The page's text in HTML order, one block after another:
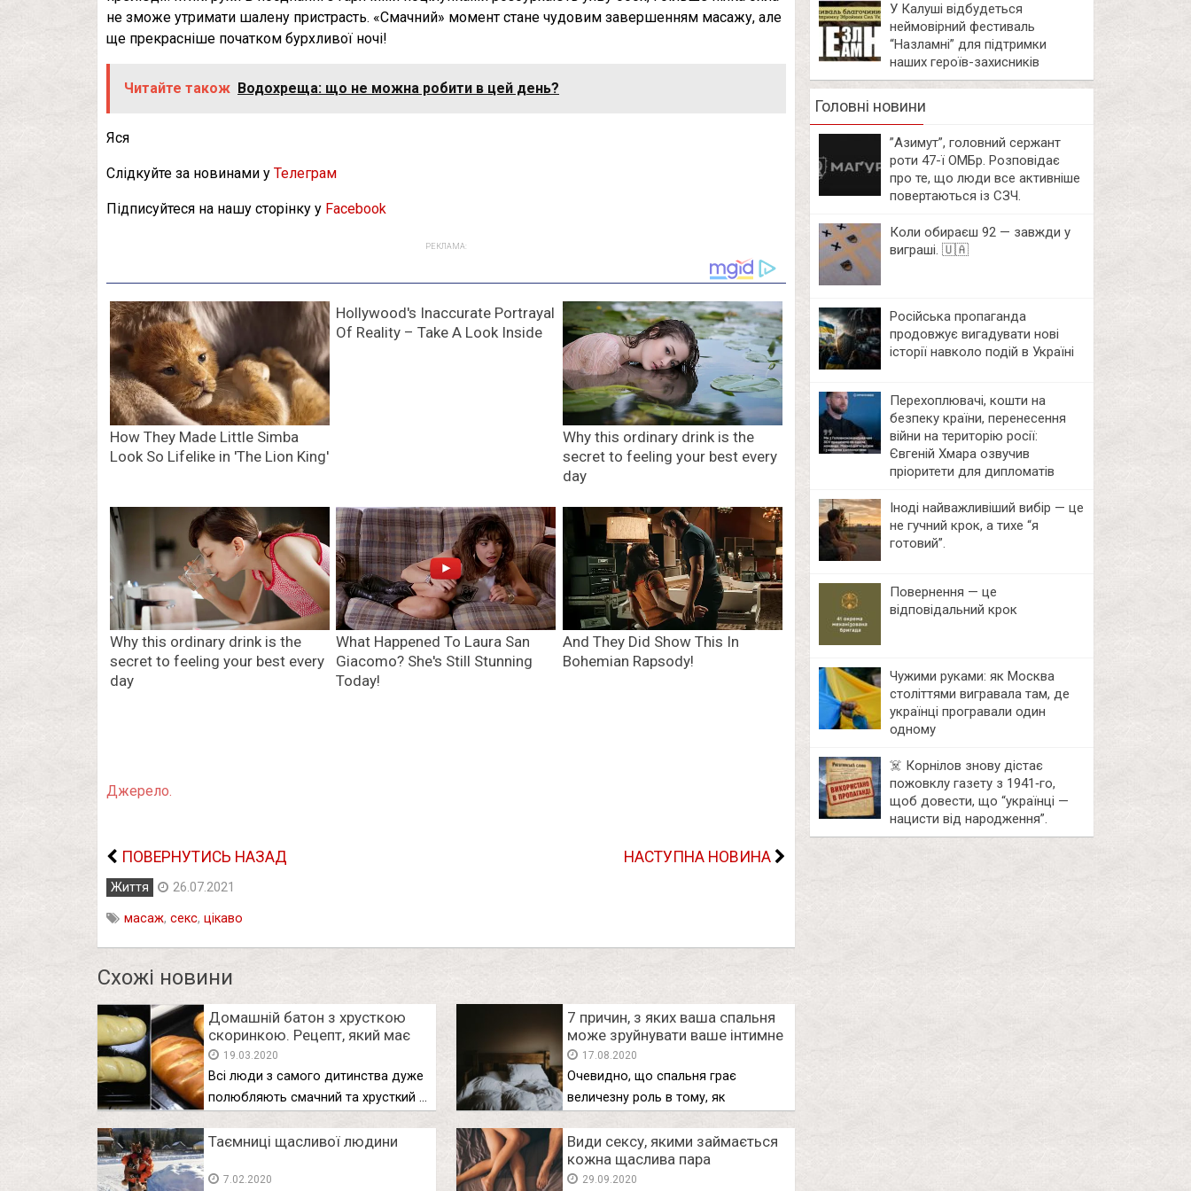
не зможе утримати шалену пристрасть. «Смачний» момент стане чудовим завершенням масажу, але
ще прекрасніше початком бурхливої ночі!
Читайте також Водохреща: що не можна робити в цей день?
Яся
Слідкуйте за новинами у Телеграм
Підписуйтеся на нашу сторінку у Facebook
РЕКЛАМА:
Джерело.
ПОВЕРНУТИСЬ НАЗАД НАСТУПНА НОВИНА
Життя 26.07.2021
масаж, секс, цікаво
Схожі новини
Домашній батон з хрусткою
скоринкою. Рецепт, який має
бути у кожної господині.
19.03.2020
Всі люди з самого дитинства дуже
полюбляють смачний та хрусткий …
7 причин, з яких ваша спальня
може зруйнувати ваше інтимне
життя
17.08.2020
Очевидно, що спальня грає
величезну роль в тому, як
Таємниці щасливої людини
7.02.2020
Види сексу, якими займається
кожна щаслива пара
29.09.2020
У Калуші відбудеться
неймовірний фестиваль
“Назламні” для підтримки
наших героїв-захисників
Головні новини
⁨”Азимут”, головний сержант
роти 47-ї ОМБр. Розповідає
про те, що люди все активніше
повертаються із СЗЧ.
Коли обираєш 92 — завжди у
виграші. 🇺🇦
Російська пропаганда
продовжує вигадувати нові
історії навколо подій в Україні
Перехоплювачі, кошти на
безпеку країни, перенесення
війни на територію росії:
Євгеній Хмара озвучив
пріоритети для дипломатів
Іноді найважливіший вибір — це
не гучний крок, а тихе “я
готовий”.
Повернення — це
відповідальний крок
Чужими руками: як Москва
століттями вигравала там, де
українці програвали один
одному
☠️ Корнілов знову дістає
пожовклу газету з 1941‑го,
щоб довести, що “українці —
нацисти від народження”.